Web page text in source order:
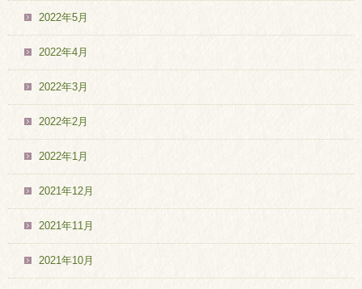
2022年5月
2022年4月
2022年3月
2022年2月
2022年1月
2021年12月
2021年11月
2021年10月